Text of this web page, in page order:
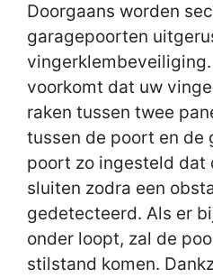
Doorgaans worden
garagepoorten
voorkomt dat uw
raken tussen twee
tussen de poort en de
poort zo ingesteld dat
sluiten zodra een
gedetecteerd. Als er
onder loopt, zal de
stilstand komen.